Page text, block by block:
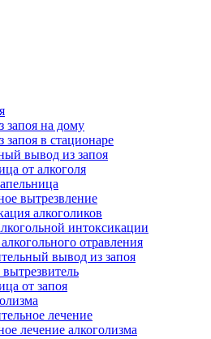
запоя на дому
запоя в стационаре
вывод из запоя
от алкоголя
вытрезвление
алкоголиков
интоксикации
отравления
вывод из запоя
от запоя
лечение
лечение алкоголизма